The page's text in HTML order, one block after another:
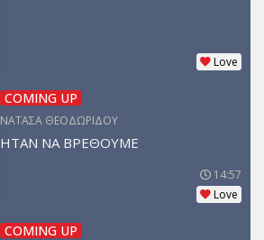
Love
COMING UP
ΝΑΤΑΣΑ ΘΕΟΔΩΡΙΔΟΥ
ΗΤΑΝ ΝΑ ΒΡΕΘΟΥΜΕ
14:57
Love
COMING UP